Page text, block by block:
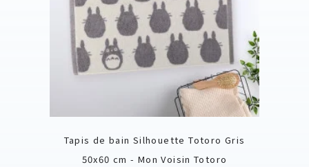
Tapis de bain Silhouette Totoro Gris
50x60 cm - Mon Voisin Totoro